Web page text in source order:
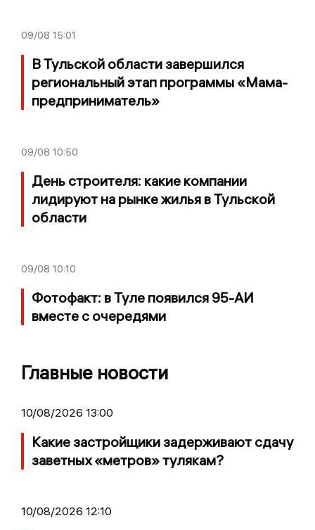
09/08 15:01
В Тульской области завершился
региональный этап программы «Мама-
предприниматель»
09/08 10:50
День строителя: какие компании
лидируют на рынке жилья в Тульской
области
09/08 10:10
Фотофакт: в Туле появился 95-АИ
вместе с очередями
Главные новости
10/08/2026 13:00
Какие застройщики задерживают сдачу
заветных «метров» тулякам?
10/08/2026 12:10